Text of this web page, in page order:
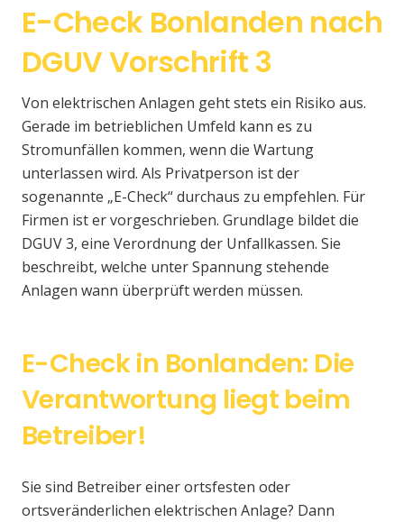
E-Check Bonlanden nach
DGUV Vorschrift 3
Von elektrischen Anlagen geht stets ein Risiko aus.
Gerade im betrieblichen Umfeld kann es zu
Stromunfällen kommen, wenn die Wartung
unterlassen wird. Als Privatperson ist der
sogenannte „E-Check“ durchaus zu empfehlen. Für
Firmen ist er vorgeschrieben. Grundlage bildet die
DGUV 3, eine Verordnung der Unfallkassen. Sie
beschreibt, welche unter Spannung stehende
Anlagen wann überprüft werden müssen.
E-Check in Bonlanden: Die
Verantwortung liegt beim
Betreiber!
Sie sind Betreiber einer ortsfesten oder
ortsveränderlichen elektrischen Anlage? Dann